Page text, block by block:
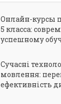
Онлайн-курсы
5 класса:
успешному
Сучасні
мовлення:
ефективність